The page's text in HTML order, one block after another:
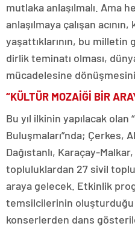
mutlaka anlaşılmalı. Ama
anlaşılmaya çalışan
yaşattıklarının, bu
dirlik teminatı olması,
mücadelesine
“KÜLTÜR MOZAİĞİ BİR
Bu yıl ilkinin yapılacak
Buluşmaları”nda; Çerkes,
Dağıstanlı, Karaçay-
topluluklardan 27 sivil
araya gelecek. Etkinlik
temsilcilerinin
konserlerden dans